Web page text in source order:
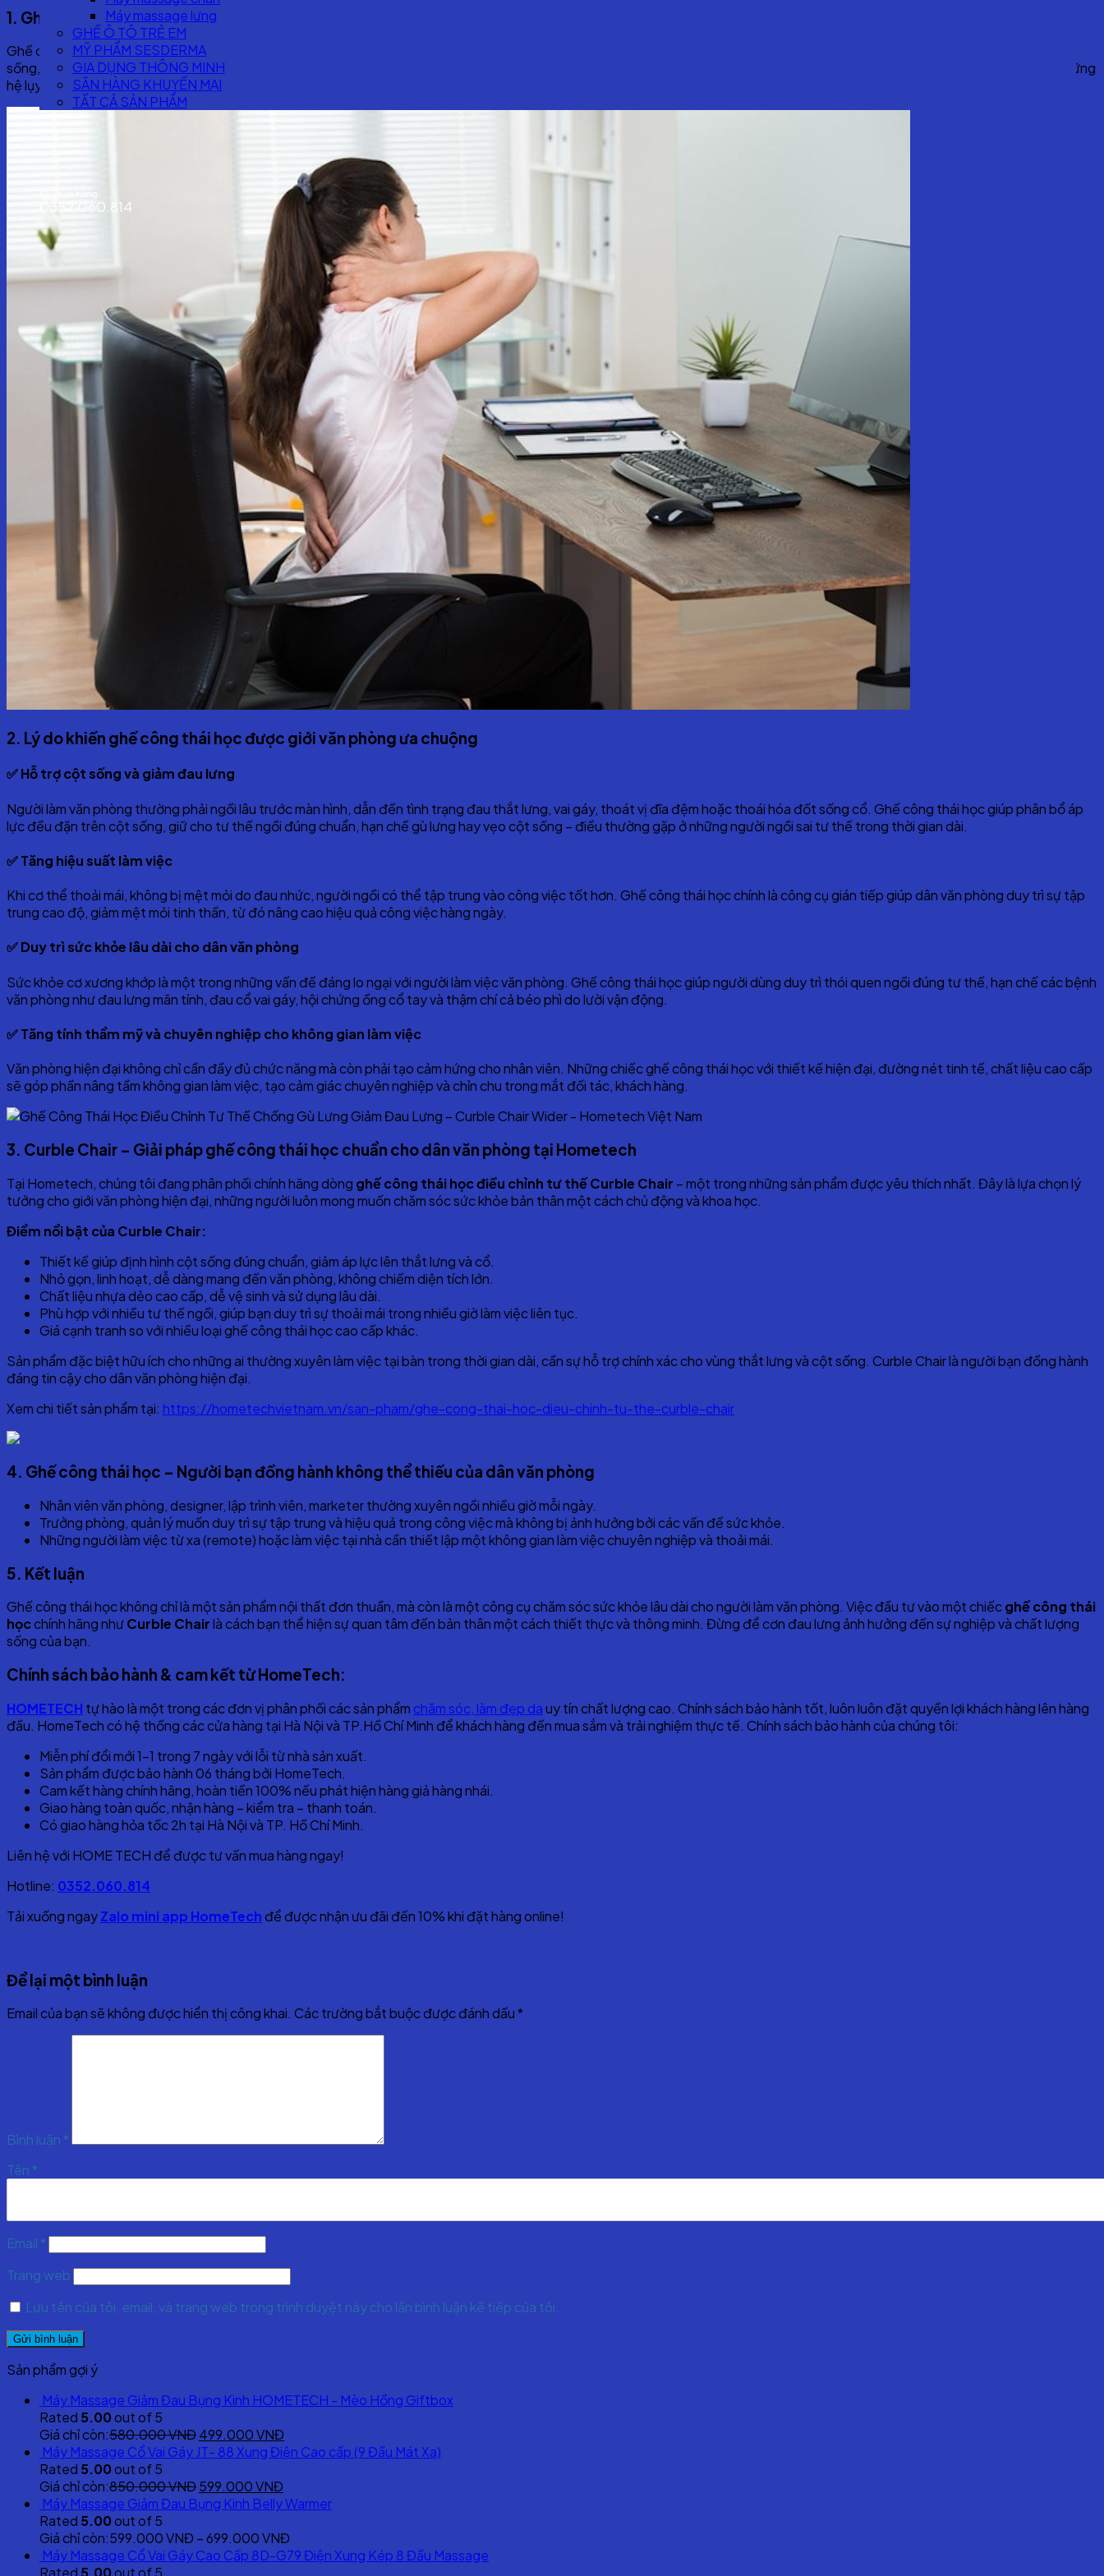
Máy massage lưng
GHẾ Ô TÔ TRẺ EM
MỸ PHẨM SESDERMA
GIA DỤNG THÔNG MINH
SĂN HÀNG KHUYẾN MẠI
TẤT CẢ SẢN PHẨM
Gọi mua hàng
0352.060.814
Đăng nhập
Giỏ hàng
No products in the cart.
Cart
No products in the cart.
1. Ghế công thái học là gì?
Ghế công thái học (Ergonomic Chair) là loại ghế được thiết kế đặc biệt nhằm hỗ trợ tối đa cho tư thế ngồi tự nhiên của con người. Loại ghế này tích hợp nhiều điểm tựa hỗ trợ đốt
sống, vai, thắt lưng, đồng thời điều chỉnh linh hoạt để phù hợp với chiều cao, cân nặng và cách ngồi của từng người. Đối với dân văn phòng, ghế công thái học giúp hạn chế tối đa những
hệ lụy do ngồi sai tư thế trong thời gian dài như đau lưng, thoái hóa cột sống, mỏi cổ vai gáy.
2. Lý do khiến ghế công thái học được giới văn phòng ưa chuộng
✅ Hỗ trợ cột sống và giảm đau lưng
Người làm văn phòng thường phải ngồi lâu trước màn hình, dẫn đến tình trạng đau thắt lưng, vai gáy, thoát vị đĩa đệm hoặc thoái hóa đốt sống cổ. Ghế công thái học giúp phân bổ áp
lực đều đặn trên cột sống, giữ cho tư thế ngồi đúng chuẩn, hạn chế gù lưng hay vẹo cột sống – điều thường gặp ở những người ngồi sai tư thế trong thời gian dài.
✅ Tăng hiệu suất làm việc
Khi cơ thể thoải mái, không bị mệt mỏi do đau nhức, người ngồi có thể tập trung vào công việc tốt hơn. Ghế công thái học chính là công cụ gián tiếp giúp dân văn phòng duy trì sự tập
trung cao độ, giảm mệt mỏi tinh thần, từ đó nâng cao hiệu quả công việc hàng ngày.
✅ Duy trì sức khỏe lâu dài cho dân văn phòng
Sức khỏe cơ xương khớp là một trong những vấn đề đáng lo ngại với người làm việc văn phòng. Ghế công thái học giúp người dùng duy trì thói quen ngồi đúng tư thế, hạn chế các bệnh
văn phòng như đau lưng mãn tính, đau cổ vai gáy, hội chứng ống cổ tay và thậm chí cả béo phì do lười vận động.
✅ Tăng tính thẩm mỹ và chuyên nghiệp cho không gian làm việc
Văn phòng hiện đại không chỉ cần đầy đủ chức năng mà còn phải tạo cảm hứng cho nhân viên. Những chiếc ghế công thái học với thiết kế hiện đại, đường nét tinh tế, chất liệu cao cấp
sẽ góp phần nâng tầm không gian làm việc, tạo cảm giác chuyên nghiệp và chỉn chu trong mắt đối tác, khách hàng.
3. Curble Chair – Giải pháp ghế công thái học chuẩn cho dân văn phòng tại Hometech
Tại Hometech, chúng tôi đang phân phối chính hãng dòng ghế công thái học điều chỉnh tư thế Curble Chair – một trong những sản phẩm được yêu thích nhất. Đây là lựa chọn lý
tưởng cho giới văn phòng hiện đại, những người luôn mong muốn chăm sóc sức khỏe bản thân một cách chủ động và khoa học.
Điểm nổi bật của Curble Chair:
Thiết kế giúp định hình cột sống đúng chuẩn, giảm áp lực lên thắt lưng và cổ.
Nhỏ gọn, linh hoạt, dễ dàng mang đến văn phòng, không chiếm diện tích lớn.
Chất liệu nhựa dẻo cao cấp, dễ vệ sinh và sử dụng lâu dài.
Phù hợp với nhiều tư thế ngồi, giúp bạn duy trì sự thoải mái trong nhiều giờ làm việc liên tục.
Giá cạnh tranh so với nhiều loại ghế công thái học cao cấp khác.
Sản phẩm đặc biệt hữu ích cho những ai thường xuyên làm việc tại bàn trong thời gian dài, cần sự hỗ trợ chính xác cho vùng thắt lưng và cột sống. Curble Chair là người bạn đồng hành
đáng tin cậy cho dân văn phòng hiện đại.
Xem chi tiết sản phẩm tại: https://hometechvietnam.vn/san-pham/ghe-cong-thai-hoc-dieu-chinh-tu-the-curble-chair
4. Ghế công thái học – Người bạn đồng hành không thể thiếu của dân văn phòng
Nhân viên văn phòng, designer, lập trình viên, marketer thường xuyên ngồi nhiều giờ mỗi ngày.
Trưởng phòng, quản lý muốn duy trì sự tập trung và hiệu quả trong công việc mà không bị ảnh hưởng bởi các vấn đề sức khỏe.
Những người làm việc từ xa (remote) hoặc làm việc tại nhà cần thiết lập một không gian làm việc chuyên nghiệp và thoải mái.
5. Kết luận
Ghế công thái học không chỉ là một sản phẩm nội thất đơn thuần, mà còn là một công cụ chăm sóc sức khỏe lâu dài cho người làm văn phòng. Việc đầu tư vào một chiếcghế công thái
họcchính hãng nhưCurble Chairlà cách bạn thể hiện sự quan tâm đến bản thân một cách thiết thực và thông minh. Đừng để cơn đau lưng ảnh hưởng đến sự nghiệp và chất lượng
sống của bạn.
Chính sách bảo hành & cam kết từ HomeTech:
HOMETECH tự hào là một trong các đơn vị phân phối các sản phẩm chăm sóc, làm đẹp dauy tín chất lượng cao. Chính sách bảo hành tốt, luôn luôn đặt quyền lợi khách hàng lên hàng
đầu. HomeTech có hệ thống các cửa hàng tại Hà Nội và TP.Hồ Chí Minh để khách hàng đến mua sắm và trải nghiệm thực tế. Chính sách bảo hành của chúng tôi:
Miễn phí đổi mới 1-1 trong 7 ngày với lỗi từ nhà sản xuất.
Sản phẩm được bảo hành 06 tháng bởi HomeTech.
Cam kết hàng chính hãng, hoàn tiền 100% nếu phát hiện hàng giả hàng nhái.
Giao hàng toàn quốc, nhận hàng – kiểm tra – thanh toán.
Có giao hàng hỏa tốc 2h tại Hà Nội và TP. Hồ Chí Minh.
Liên hệ với HOME TECH để được tư vấn mua hàng ngay!
Hotline: 0352.060.814
Tải xuống ngayZalo mini app HomeTech để được nhận ưu đãi đến 10% khi đặt hàng online!
Để lại một bình luận
Email của bạn sẽ không được hiển thị công khai. Các trường bắt buộc được đánh dấu*
Bình luận *
Tên *
Email *
Trang web
Lưu tên của tôi, email, và trang web trong trình duyệt này cho lần bình luận kế tiếp của tôi.
Sản phẩm gợi ý
Máy Massage Giảm Đau Bụng Kinh HOMETECH - Mèo Hồng Giftbox
Rated 5.00out of 5
Giá chỉ còn:580.000VNĐOriginal
price
580.000 VNĐ.
499.000VNĐ
price
Máy Massage Cổ Vai Gáy JT- 88 Xung Điện Cao cấp (9 Đầu Mát Xa)
Rated 5.00out of 5
Giá chỉ còn:850.000VNĐOriginal
price
850.000 VNĐ.
599.000VNĐ
price
599.000 VNĐ.
Máy Massage Giảm Đau Bụng Kinh Belly Warmer
Rated 5.00out of 5
Giá chỉ còn:599.000VNĐ –699.000VNĐ
Máy Massage Cổ Vai Gáy Cao Cấp 8D-G79 Điện Xung Kép 8 Đầu Massage
Rated 5.00out of 5